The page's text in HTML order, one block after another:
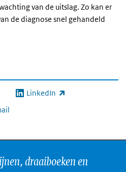
van de uitslag. Zo kan er
de diagnose snel gehandeld
link) LinkedIn
(externe link)
draaiboeken en